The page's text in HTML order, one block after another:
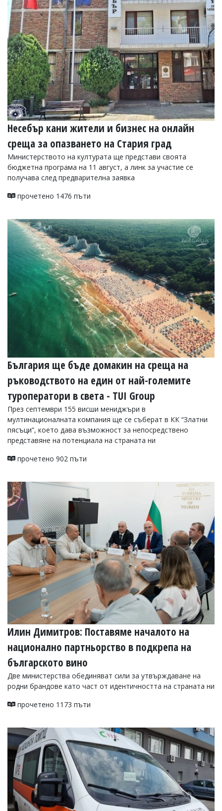
Несебър кани жители и бизнес на онлайн
среща за опазването на Стария град
Министерството на културата ще представи своята
бюджетна програма на 11 август, а линк за участие се
получава след предварителна заявка
прочетено 1476 пъти
България ще бъде домакин на среща на
ръководството на един от най-големите
туроператори в света - TUI Group
През септември 155 висши мениджъри в
мултинационалната компания ще се съберат в КК “Златни
пясъци”, което дава възможност за непосредствено
представяне на потенциала на страната ни
прочетено 902 пъти
Илин Димитров: Поставяме началото на
национално партньорство в подкрепа на
българското вино
Две министерства обединяват сили за утвърждаване на
родни брандове като част от идентичността на страната ни
прочетено 1173 пъти